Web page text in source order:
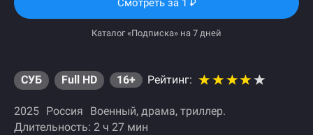
Смотреть за 1 ₽
Каталог «Подписка» на 7 дней
СУБ Full HD 16+ Рейтинг:
2025 Россия Военный драма триллер
Длительность: 2 ч 27 мин